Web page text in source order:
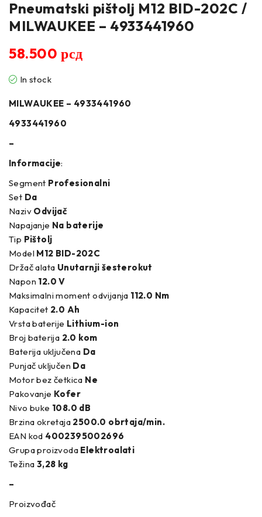
Pneumatski pištolj M12 BID-202C /
MILWAUKEE – 4933441960
58.500рсд
In stock
MILWAUKEE – 4933441960
4933441960
–
Informacije:
Segment Profesionalni
Set Da
Naziv Odvijač
Napajanje Na baterije
Tip Pištolj
Model M12 BID-202C
Držač alata Unutarnji šesterokut
Napon 12.0 V
Maksimalni moment odvijanja 112.0 Nm
Kapacitet 2.0 Ah
Vrsta baterije Lithium-ion
Broj baterija 2.0 kom
Baterija uključena Da
Punjač uključen Da
Motor bez četkica Ne
Pakovanje Kofer
Nivo buke 108.0 dB
Brzina okretaja 2500.0 obrtaja/min.
EAN kod 4002395002696
Grupa proizvoda Elektroalati
Težina 3,28 kg
–
Proizvođač